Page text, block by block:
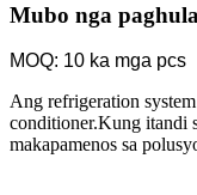
Mubo nga
MOQ: 10 ka mga pcs
Ang refrigeration
conditioner.Kung itandi
makapamenos sa